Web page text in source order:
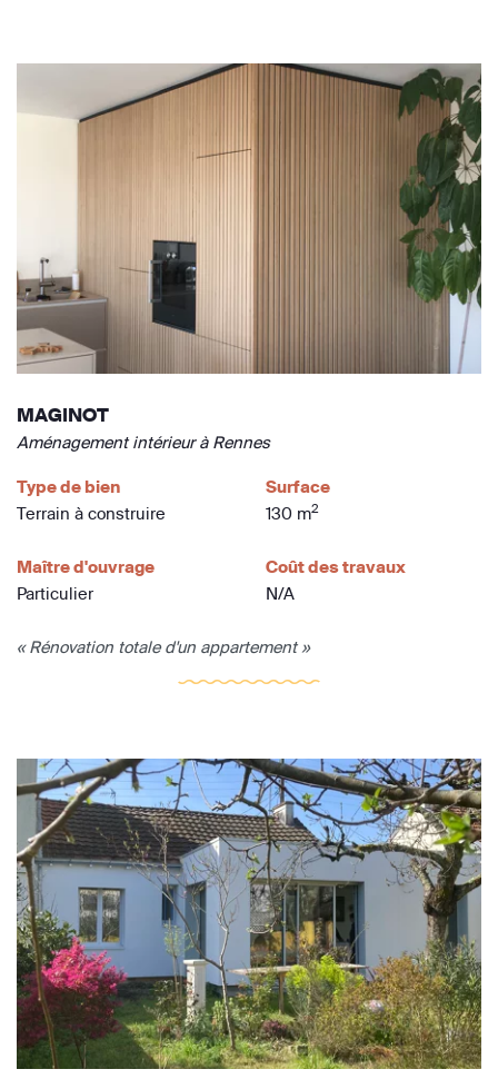
MAGINOT
Aménagement intérieur à Rennes
Type de bien
Terrain à construire
Surface
130 m2
Maître d'ouvrage
Particulier
Coût des travaux
N/A
« Rénovation totale d'un appartement »